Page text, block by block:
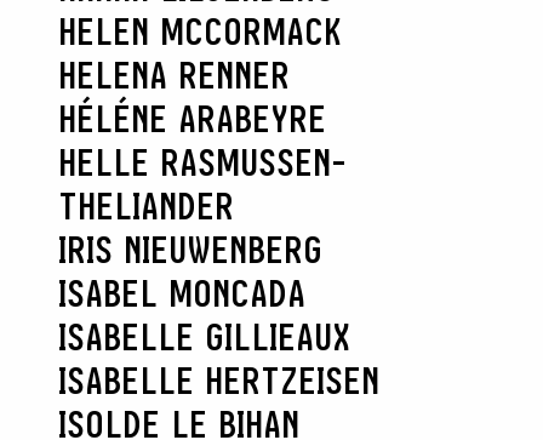
HELEN MCCORMACK
HELENA RENNER
HÉLÉNE ARABEYRE
HELLE RASMUSSEN-
THELIANDER
IRIS NIEUWENBERG
ISABEL MONCADA
ISABELLE GILLIEAUX
ISABELLE HERTZEISEN
ISOLDE LE BIHAN